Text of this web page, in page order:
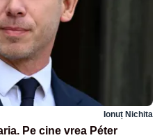
Ionuț Nichita
Pe cine vrea Péter